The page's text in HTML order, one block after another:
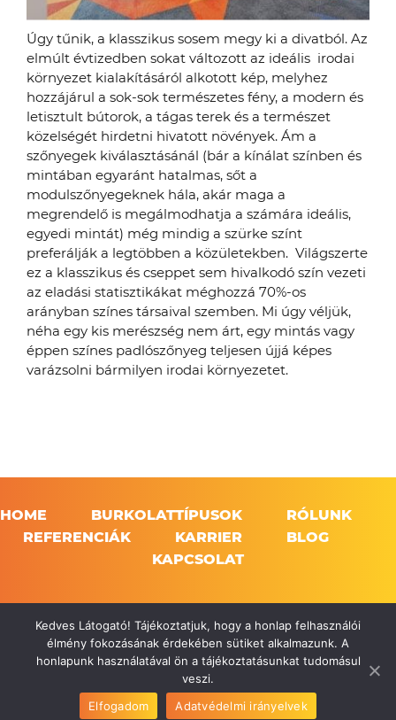
Úgy tűnik, a klasszikus sosem megy ki a divatból. Az
elmúlt évtizedben sokat változott az ideális irodai
környezet kialakításáról alkotott kép, melyhez
hozzájárul a sok-sok természetes fény, a modern és
letisztult bútorok, a tágas terek és a természet
közelségét hirdetni hivatott növények. Ám a
szőnyegek kiválasztásánál (bár a kínálat színben és
mintában egyaránt hatalmas, sőt a
modulszőnyegeknek hála, akár maga a
megrendelő is megálmodhatja a számára ideális,
egyedi mintát) még mindig a szürke színt
preferálják a legtöbben a közületekben. Világszerte
ez a klasszikus és cseppet sem hivalkodó szín vezeti
az eladási statisztikákat méghozzá 70%-os
arányban színes társaival szemben. Mi úgy véljük,
néha egy kis merészség nem árt, egy mintás vagy
éppen színes padlószőnyeg teljesen újjá képes
varázsolni bármilyen irodai környezetet.
HOME BURKOLATTÍPUSOK
RÓLUNK
REFERENCIÁK
KARRIER
BLOG
KAPCSOLAT
2026 Floortissimo | Minden jog fenntartva!
FacebookInstagram
Kedves Látogató! Tájékoztatjuk, hogy a honlap felhasználói
élmény fokozásának érdekében sütiket alkalmazunk. A
honlapunk használatával ön a tájékoztatásunkat tudomásul
veszi.
Elfogadom
Adatvédelmi irányelvek